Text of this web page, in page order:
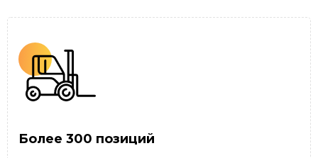
Более 300 позиций